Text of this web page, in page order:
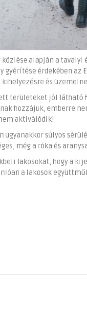
közlése alapján a
gyérítése érdekében
és
területeket jól
hozzájuk, emberre
aktiválódik!
ugyanakkor súlyos
még a róka és
lakosokat, hogy a
a lakosok